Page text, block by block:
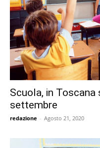
Scuola, in
settembre
redazione - Agosto 21, 2020